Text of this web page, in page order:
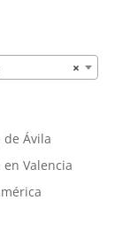
×
de Ávila
Valencia